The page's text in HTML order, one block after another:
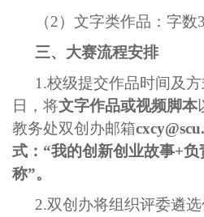
（2）文字类作品：字数
三、大赛流程安排
1.校级提交作品时间及
日，将文字作品或视频脚本
教务处双创办邮箱
式：“我的创新创业故事+负
称”。
2.双创办将组织评委遴